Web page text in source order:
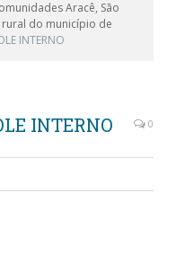
Aracê, São
rural do município de
INTERNO
INTERNO 0